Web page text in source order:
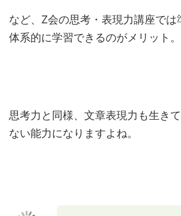
など、Z会の思考・表現力講座では
体系的に学習できるのがメリット。
思考力と同様、文章表現力も生き
ない能力になりますよね。